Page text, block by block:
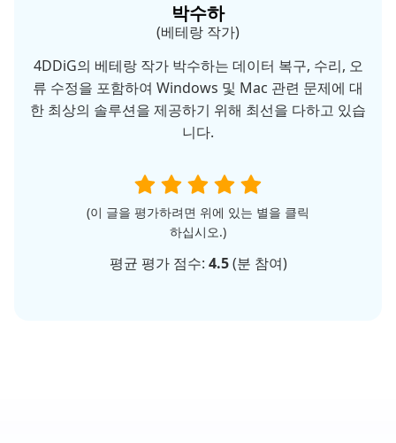
박수하
(베테랑 작가)
4DDiG의 베테랑 작가 박수하는 데이터 복구, 수리, 오
류 수정을 포함하여 Windows 및 Mac 관련 문제에 대
한 최상의 솔루션을 제공하기 위해 최선을 다하고 있습
니다.
(이 글을 평가하려면 위에 있는 별을 클릭
하십시오.)
평균 평가 점수: 4.5(분 참여)